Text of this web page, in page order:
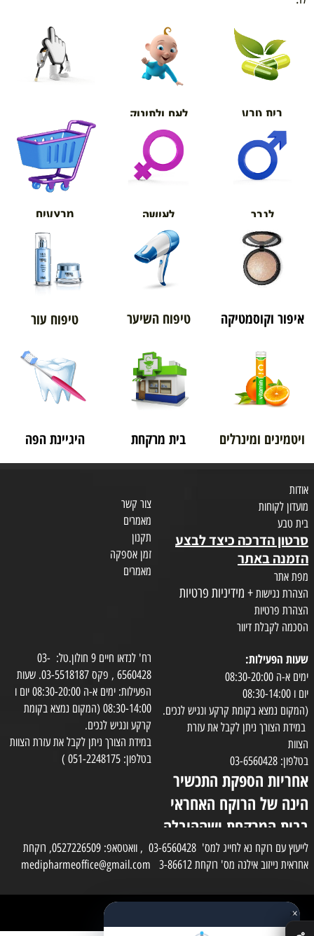
בית טבע לאם ולתינוק
אורטופדיה
לגבר לאישה מבצעים
איפור וקוסמטיקה טיפוח השיער טיפוח עור
ויטמינים ומינרלים בית מרקחת היגיינת הפה
אודות
מועדון לקוחות
בית טבע
סרטון הדרכה כיצד לבצע
הזמנה באתר
מפת אתר
הצהרת נגישות + מידיניות פרטיות
הצהרת פרטיות
הסכמה לקבלת דיוור
צור קשר
מאמרים
תקנון
זמן אספקה
מאמרים
שעות הפעילות:
ימים א-ה 08:30-20:00
יום ו 08:30-14:00
(המקום נמצא בקומת קרקע ונגיש לנכים.
במידת הצורך ניתן לקבל את עזרת
הצוות
בטלפון: 03-6560428
אחריות הספקת התכשיר
הינה של הרוקח האחראי
בבית המרקחת ושההובלה
בפועל תעשה בעזרת
השליח
רח' לנדאו חיים 9 חולון.טל: 03-
6560428 , פקס 03-5518187. שעות
הפעילות: ימים א-ה 08:30-20:00 יום ו
08:30-14:00 (המקום נמצא בקומת
קרקע ונגיש לנכים.
במידת הצורך ניתן לקבל את עזרת הצוות
בטלפון: 051-2248175 )
לייעוץ עם רוקח נא לחייג למס' 03-6560428 , וואטסאפ: 0527226509, רוקחת
אחראית נייזוב אילנה מס' רוקחת 3-86612 medipharmeoffice@gmail.com
✕×